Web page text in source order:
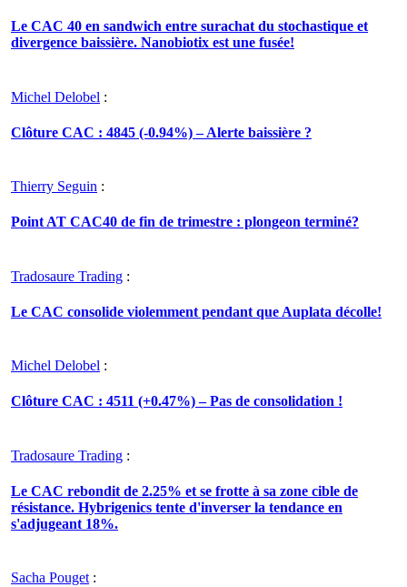
Le CAC 40 en sandwich entre surachat du stochastique et
divergence baissière. Nanobiotix est une fusée!
Michel Delobel :
Clôture CAC : 4845 (-0.94%) – Alerte baissière ?
Thierry Seguin :
Point AT CAC40 de fin de trimestre : plongeon terminé?
Tradosaure Trading :
Le CAC consolide violemment pendant que Auplata décolle!
Michel Delobel :
Clôture CAC : 4511 (+0.47%) – Pas de consolidation !
Tradosaure Trading :
Le CAC rebondit de 2.25% et se frotte à sa zone cible de
résistance. Hybrigenics tente d'inverser la tendance en
s'adjugeant 18%.
Sacha Pouget :